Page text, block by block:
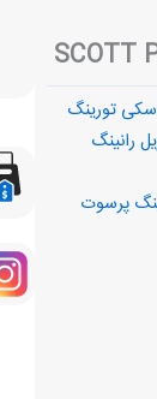
تورینگ
رانینگ
پرسوت